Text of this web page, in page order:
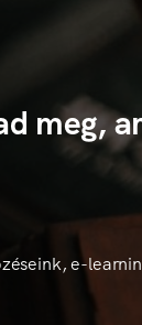
meg,
e-